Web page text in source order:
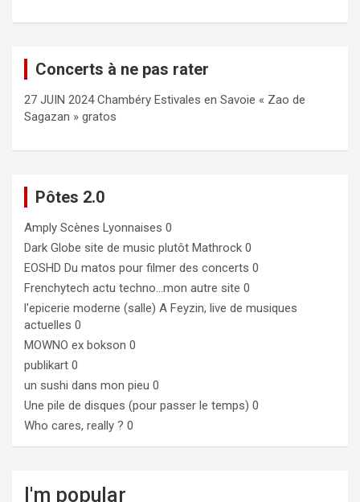
Concerts à ne pas rater
27 JUIN 2024 Chambéry Estivales en Savoie « Zao de
Sagazan » gratos
Pôtes 2.0
Amply Scènes Lyonnaises 0
Dark Globe site de music plutôt Mathrock 0
EOSHD Du matos pour filmer des concerts 0
Frenchytech actu techno…mon autre site 0
l'epicerie moderne (salle) A Feyzin, live de musiques
actuelles 0
MOWNO ex bokson 0
publikart 0
un sushi dans mon pieu 0
Une pile de disques (pour passer le temps) 0
Who cares, really ? 0
I'm popular